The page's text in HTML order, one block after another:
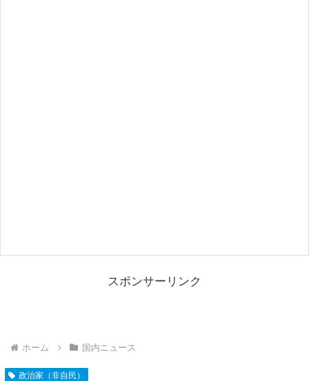
スポンサーリンク
ホーム 国内ニュース
政治家（非自民）